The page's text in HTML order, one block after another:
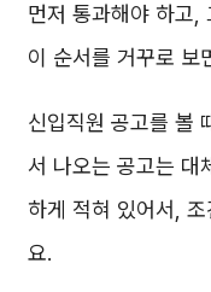
먼저 통과해야 하고,
이 순서를 거꾸로 보
신입직원 공고를 볼
서 나오는 공고는 대
하게 적혀 있어서,
요.